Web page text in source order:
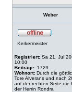
Weber
Kerkermeister
Registriert: Sa 21. Jul
10:00
Beiträge: 1729
Wohnort: Durch die
Tore Alverans und nach
auf der rechten Seite die
der Herrin Rondra